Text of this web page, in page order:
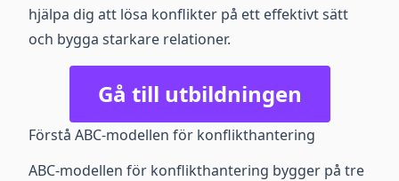
hjälpa dig att lösa konflikter på ett effektivt sätt
och bygga starkare relationer.
Gå till utbildningen
Förstå ABC-modellen för konflikthantering
ABC-modellen för konflikthantering bygger på tre